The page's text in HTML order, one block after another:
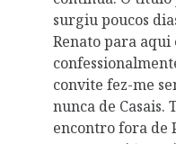
surgiu poucos
Renato para
convite fez-me
nunca de Casais.
encontro fora de